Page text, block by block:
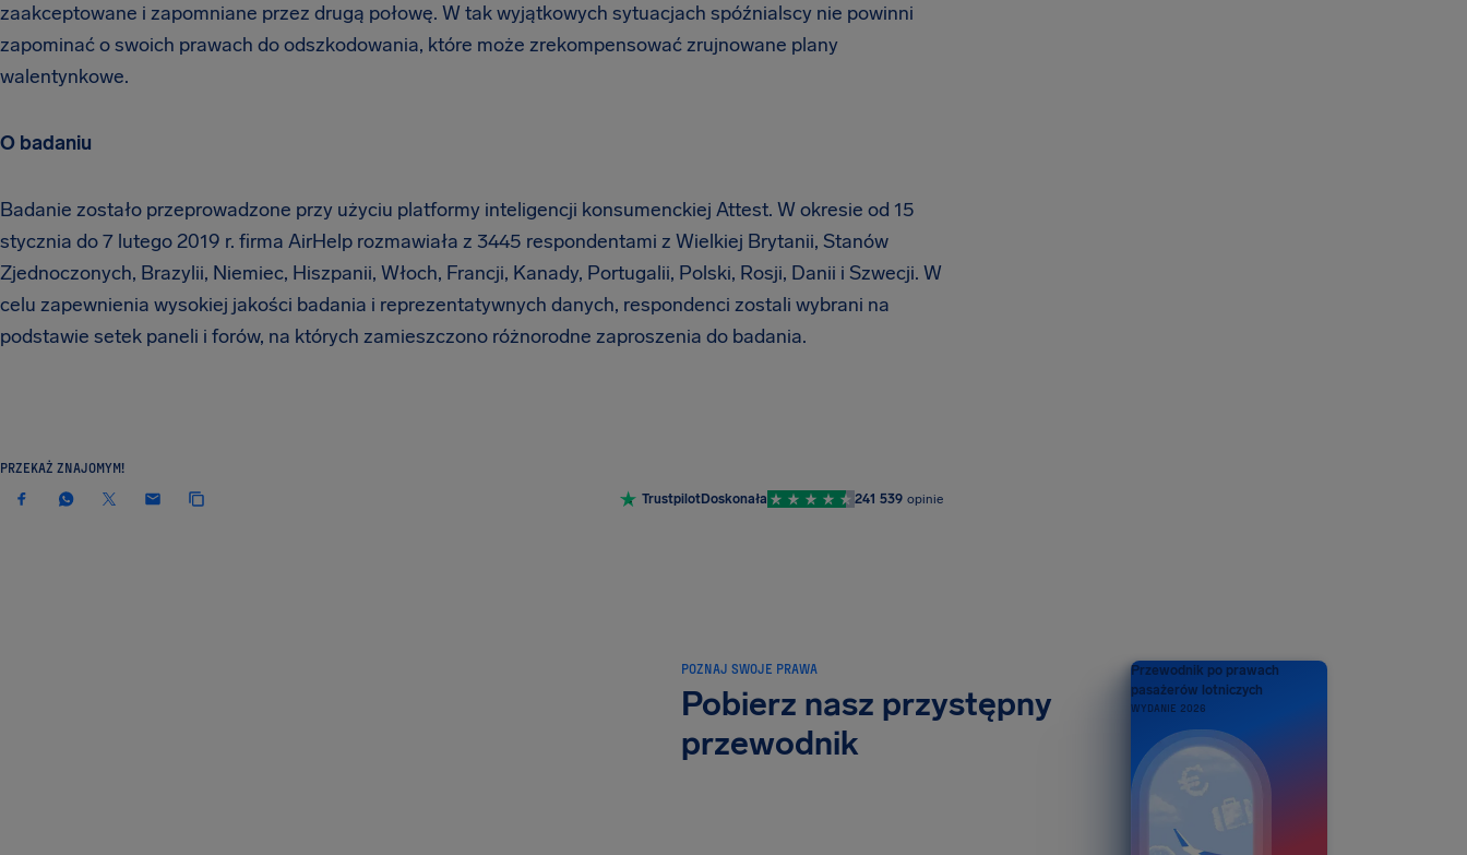
zaakceptowane i zapomniane przez drugą połowę. W tak wyjątkowych sytuacjach spóźnialscy nie powinni
zapominać o swoich prawach do odszkodowania, które może zrekompensować zrujnowane plany
walentynkowe.
O badaniu
Badanie zostało przeprowadzone przy użyciu platformy inteligencji konsumenckiej Attest. W okresie od 15
stycznia do 7 lutego 2019 r. firma AirHelp rozmawiała z 3445 respondentami z Wielkiej Brytanii, Stanów
Zjednoczonych, Brazylii, Niemiec, Hiszpanii, Włoch, Francji, Kanady, Portugalii, Polski, Rosji, Danii i Szwecji. W
celu zapewnienia wysokiej jakości badania i reprezentatywnych danych, respondenci zostali wybrani na
podstawie setek paneli i forów, na których zamieszczono różnorodne zaproszenia do badania.
PRZEKAŻ ZNAJOMYM!
TrustpilotDoskonała 241 539 opinie
POZNAJ SWOJE PRAWA
Pobierz nasz przystępny
przewodnik
Przewodnik po prawach
pasażerów lotniczych
WYDANIE 2026